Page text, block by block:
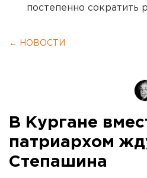
постепенно сократить
← НОВОСТИ
В Кургане
патриархом
Степашина